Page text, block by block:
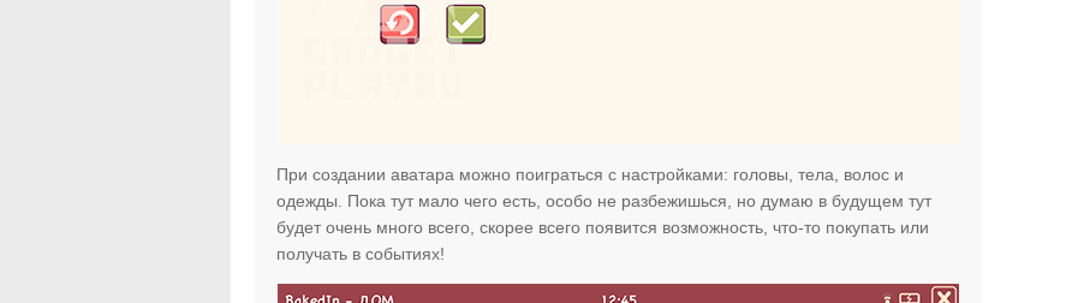
При создании аватара можно поиграться с настройками: головы, тела, волос и
одежды. Пока тут мало чего есть, особо не разбежишься, но думаю в будущем тут
будет очень много всего, скорее всего появится возможность, что-то покупать или
получать в событиях!